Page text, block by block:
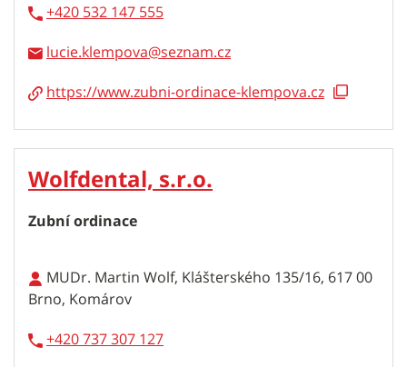
+420 532 147 555
lucie.klempova
https://www.zubni-ordinace-klempova.cz
Wolfdental, s.r.o.
Zubní ordinace
MUDr. Martin Wolf, Klášterského 135/16, 617 00
Brno, Komárov
+420 737 307 127